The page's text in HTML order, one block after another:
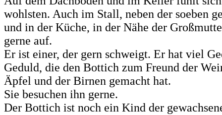
wohlsten. Auch im Stall, neben der soeben
und in der Küche, in der Nähe der
gerne auf.
Er ist einer, der gern schweigt. Er hat viel
Geduld, die den Bottich zum Freund der
Äpfel und der Birnen gemacht hat.
Sie besuchen ihn gerne.
Der Bottich ist noch ein Kind der